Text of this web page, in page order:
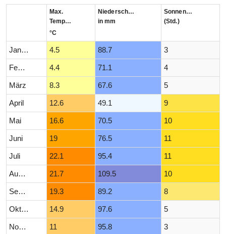
Max.
Temperatur
°C
Niederschlag
in mm
Sonnenstunden
(Std.)
Januar 4.5 88.7 3
Februar 4.4 71.1 4
März 8.3 67.6 5
April 12.6 49.1 9
Mai 16.6 70.5 10
Juni 19 76.5 11
Juli 22.1 95.4 11
August 21.7 109.5 10
September 19.3 89.2 8
Oktober 14.9 97.6 5
November 11 95.8 3